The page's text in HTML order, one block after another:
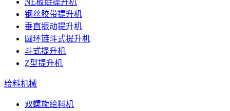
钢丝胶带提升机
垂直振动提升机
圆环链斗式提升机
斗式提升机
Z型提升机
给料机械
双螺旋给料机